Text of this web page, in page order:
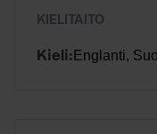
KIELITAITO
Kieli: Englanti,